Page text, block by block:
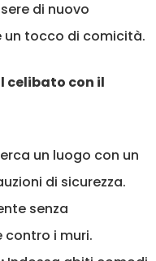
di nuovo
un tocco di comicità.
celibato con il
un luogo con un
di sicurezza.
senza
i muri.